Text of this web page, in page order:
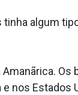
algum
nos